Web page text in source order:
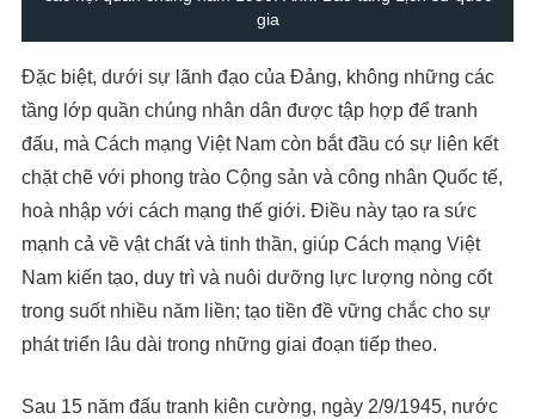
gia
Đặc biệt, dưới sự lãnh đạo của Đảng, không những các
tầng lớp quần chúng nhân dân được tập hợp để tranh
đấu, mà Cách mạng Việt Nam còn bắt đầu có sự liên kết
chặt chẽ với phong trào Cộng sản và công nhân Quốc tế,
hoà nhập với cách mạng thế giới. Điều này tạo ra sức
mạnh cả về vật chất và tinh thần, giúp Cách mạng Việt
Nam kiến tạo, duy trì và nuôi dưỡng lực lượng nòng cốt
trong suốt nhiều năm liền; tạo tiền đề vững chắc cho sự
phát triển lâu dài trong những giai đoạn tiếp theo.
Sau 15 năm đấu tranh kiên cường, ngày 2/9/1945, nước